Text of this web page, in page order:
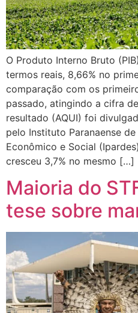
O Produto Interno Bruto
termos reais, 8,66% no
comparação com os
passado, atingindo a cifra
resultado (AQUI) foi
pelo Instituto Paranaense
Econômico e Social
cresceu 3,7% no mesmo […]
Maioria do
tese sobre